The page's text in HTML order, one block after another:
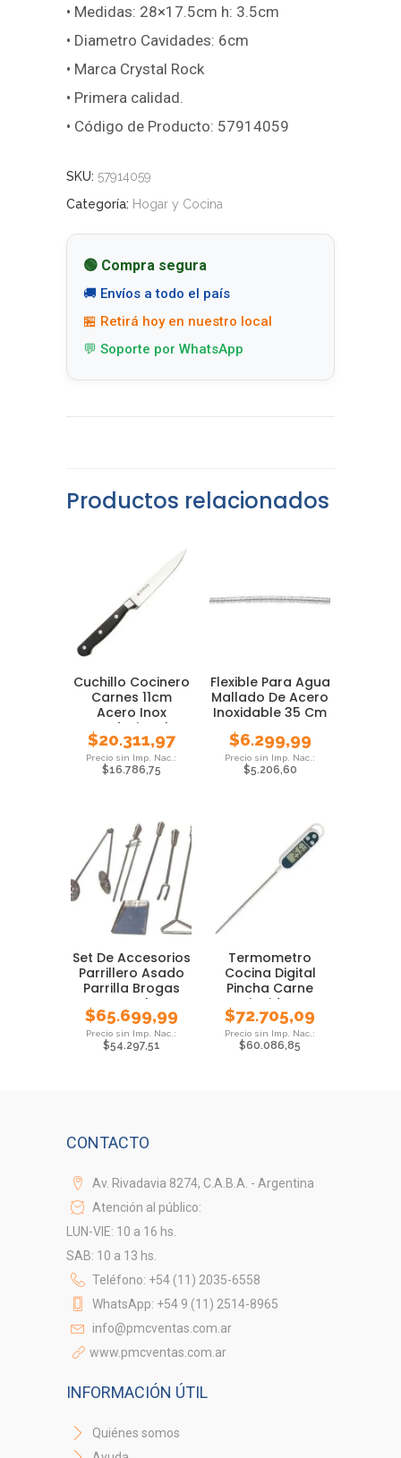
• Medidas: 28×17.5cm h: 3.5cm
• Diametro Cavidades: 6cm
• Marca Crystal Rock
• Primera calidad.
• Código de Producto: 57914059
SKU: 57914059
Categoría: Hogar y Cocina
🟢 Compra segura
🚚 Envíos a todo el país
🏪 Retirá hoy en nuestro local
💬 Soporte por WhatsApp
Productos relacionados
Cuchillo Cocinero
Carnes 11cm
Acero Inox
Profesional
Stolber
$20.311,97
$16.786,75
Flexible Para Agua
Mallado De Acero
Inoxidable 35 Cm
$6.299,99
$5.206,60
Set De Accesorios
Parrillero Asado
Parrilla Brogas
Local
$65.699,99
$54.297,51
Termometro
Cocina Digital
Pincha Carne
Liquidos
Gastronomia
$72.705,09
$60.086,85
CONTACTO
Av. Rivadavia 8274, C.A.B.A. - Argentina
Atención al público:
LUN-VIE: 10 a 16 hs.
SAB: 10 a 13 hs.
Teléfono: +54 (11) 2035-6558
WhatsApp: +54 9 (11) 2514-8965
info@pmcventas.com.ar
www.pmcventas.com.ar
INFORMACIÓN ÚTIL
Quiénes somos